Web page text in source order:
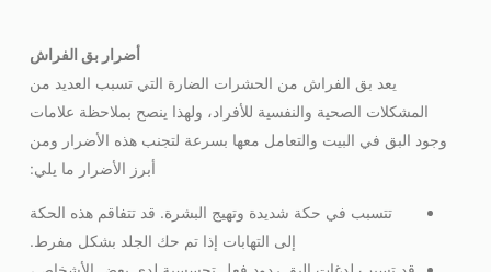
أضرار بق الفراش
يعد بق الفراش من الحشرات الضارة التي تسبب العديد من
المشكلات الصحية والنفسية للأفراد، ولهذا ينصح بملاحظة علامات
وجود البق في البيت والتعامل معها بسرعة لتجنب هذه الأضرار ومن
أبرز الأضرار ما يلي:
تتسبب في حكة شديدة وتهيج البشرة. قد تتفاقم هذه الحكة
إلى التهابات إذا تم حك الجلد بشكل مفرط.